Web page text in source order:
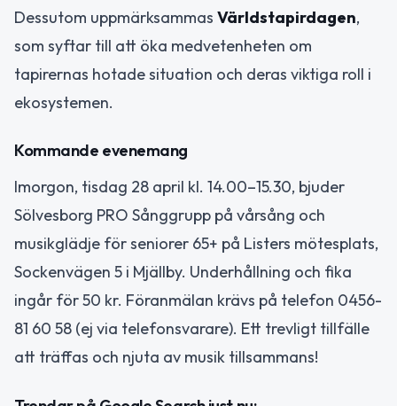
Dessutom uppmärksammas Världstapirdagen,
som syftar till att öka medvetenheten om
tapirernas hotade situation och deras viktiga roll i
ekosystemen.
Kommande evenemang
Imorgon, tisdag 28 april kl. 14.00–15.30, bjuder
Sölvesborg PRO Sånggrupp på vårsång och
musikglädje för seniorer 65+ på Listers mötesplats,
Sockenvägen 5 i Mjällby. Underhållning och fika
ingår för 50 kr. Föranmälan krävs på telefon 0456-
81 60 58 (ej via telefonsvarare). Ett trevligt tillfälle
att träffas och njuta av musik tillsammans!